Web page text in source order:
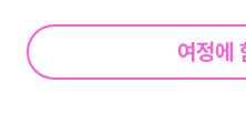
여정에